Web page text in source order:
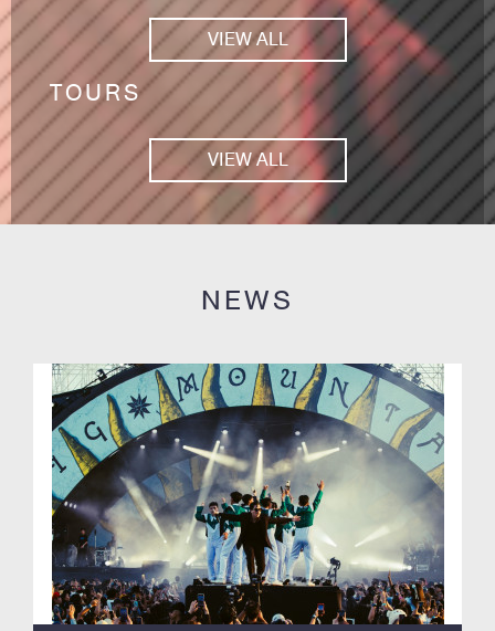
VIEW ALL
TOURS
VIEW ALL
NEWS